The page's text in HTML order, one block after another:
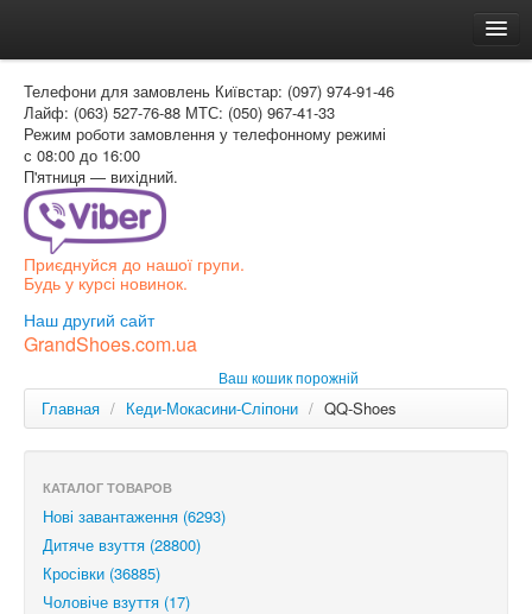
Доставка и оплата
Как заказать
Контакти
Таблиця розмірів
Вхід для покупця
РОС
Телефони для замовлень Київстар: (097) 974-91-46
Лайф: (063) 527-76-88 МТС: (050) 967-41-33
Режим роботи замовлення у телефонному режимі
с 08:00 до 16:00
П'ятниця — вихідний.
Приєднуйся до нашої групи.
Будь у курсі новинок.
Наш другий сайт
GrandShoes.com.ua
Ваш кошик порожній
Главная / Кеди-Мокасини-Сліпони / QQ-Shoes
КАТАЛОГ ТОВАРОВ
Нові завантаження (6293)
Дитяче взуття (28800)
Кросівки (36885)
Чоловіче взуття (17)